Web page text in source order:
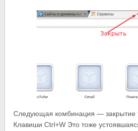
Следующая комбинация — закрытие
Клавиши Ctrl+W Это тоже